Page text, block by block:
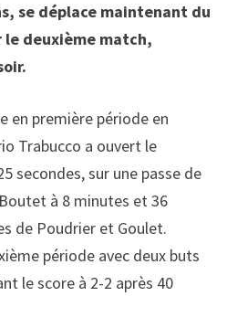
se déplace maintenant du
deuxième match,
en première période en
Trabucco a ouvert le
secondes, sur une passe de
à 8 minutes et 36
de Poudrier et Goulet.
période avec deux buts
le score à 2-2 après 40